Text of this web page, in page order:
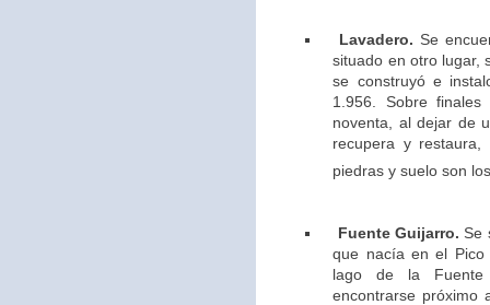
Lavadero. Se
situado en otro lugar,
se construyó e
1.956. Sobre
noventa, al dejar de
recupera y restaura,
piedras y suelo son
Fuente Guijarro. Se
que nacía en el
lago de la
encontrarse próximo